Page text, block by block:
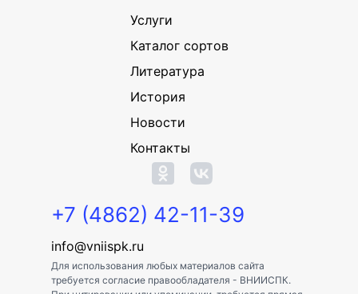
Услуги
Каталог сортов
Литература
История
Новости
Контакты
+7 (4862) 42-11-39
info@vniispk.ru
Для использования любых материалов сайта
требуется согласие правообладателя - ВНИИСПК.